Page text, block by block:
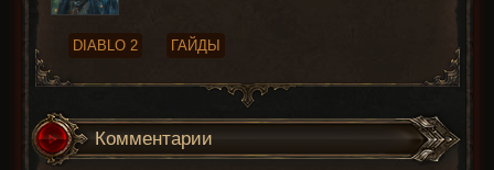
DIABLO 2 ГАЙДЫ
Комментарии